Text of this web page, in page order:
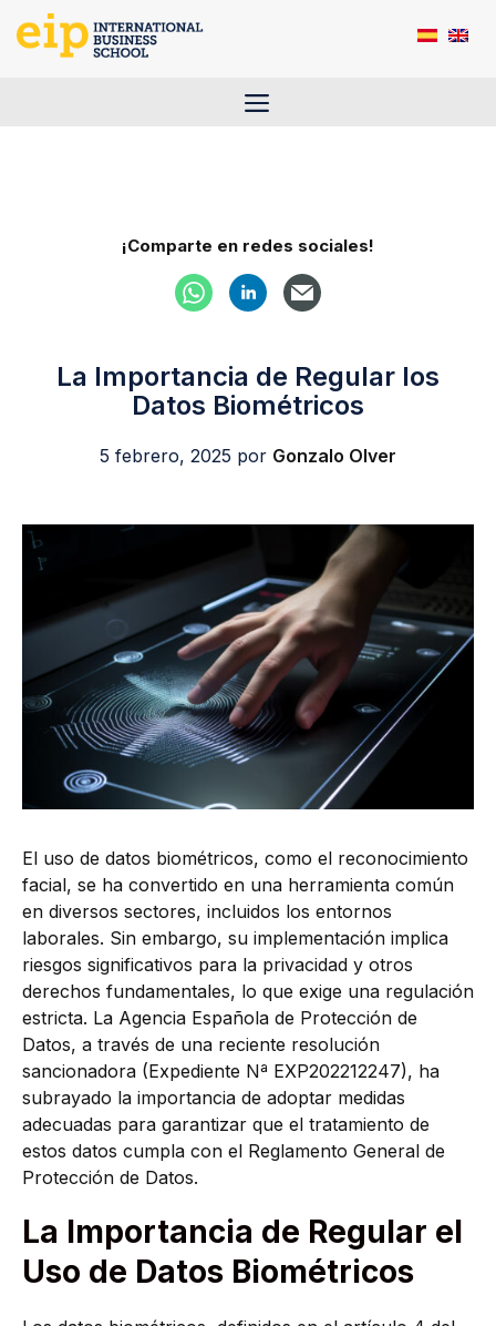
Saltar
Menú
¡Comparte en redes sociales!
La Importancia de Regular los
Datos Biométricos
5 febrero, 2025 por Gonzalo Olver
El uso de datos biométricos, como el reconocimiento
facial, se ha convertido en una herramienta común
en diversos sectores, incluidos los entornos
laborales. Sin embargo, su implementación implica
riesgos significativos para la privacidad y otros
derechos fundamentales, lo que exige una regulación
estricta. La Agencia Española de Protección de
Datos, a través de una reciente resolución
sancionadora (Expediente Nª EXP202212247), ha
subrayado la importancia de adoptar medidas
adecuadas para garantizar que el tratamiento de
estos datos cumpla con el Reglamento General de
Protección de Datos.
La Importancia de Regular el
Uso de Datos Biométricos